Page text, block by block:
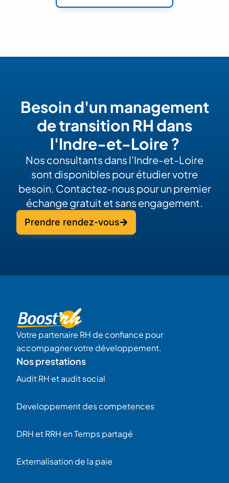
Besoin d'un management
de transition RH dans
l'Indre-et-Loire ?
Nos consultants dans l'Indre-et-Loire
sont disponibles pour étudier votre
besoin. Contactez-nous pour un premier
échange gratuit et sans engagement.
Prendre rendez-vous
Votre partenaire RH de confiance pour
accompagner votre développement.
Nos prestations
Audit RH et audit social
Developpement des competences
DRH et RRH en Temps partagé
Externalisation de la paie